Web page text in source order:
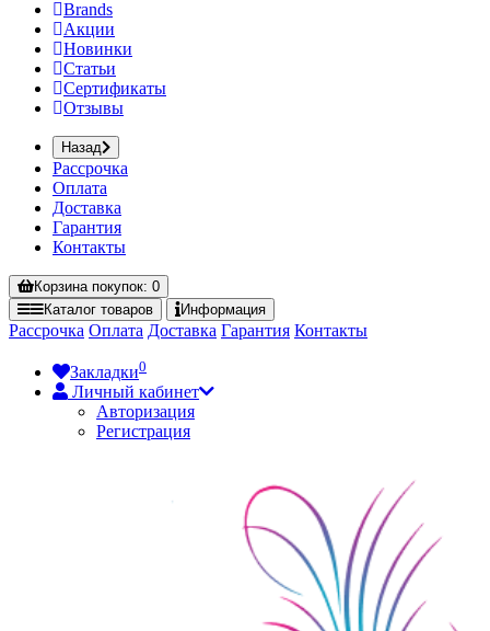
Brands
Акции
Новинки
Статьи
Сертификаты
Отзывы
Назад
Рассрочка
Оплата
Доставка
Гарантия
Контакты
Корзинапокупок: 0
Каталог товаров Информация
Рассрочка Оплата Доставка Гарантия Контакты
Закладки0
Личный кабинет
Авторизация
Регистрация